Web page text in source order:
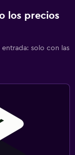
los precios
solo con las